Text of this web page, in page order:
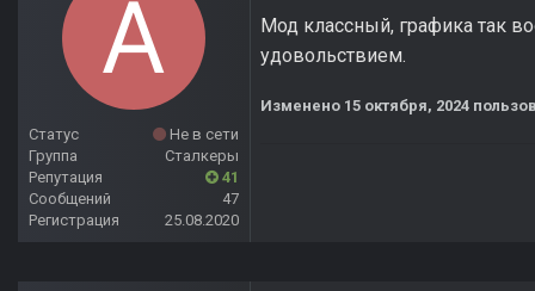
Статус
Не в сети
Группа
Сталкеры
Репутация
41
Сообщений
47
Регистрация
25.08.2020
Мод классный, графика так
удовольствием.
Изменено 15 октября, 2024